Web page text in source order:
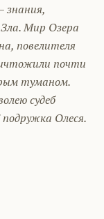
знания,
Мир Озера
повелителя
почти
туманом.
судеб
Олеся.